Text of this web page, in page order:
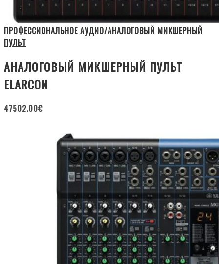
ПРОФЕССИОНАЛЬНОЕ АУДИО/АНАЛОГОВЫЙ МИКШЕРНЫЙ
ПУЛЬТ
АНАЛОГОВЫЙ МИКШЕРНЫЙ ПУЛЬТ
ELARCON
47502.00€